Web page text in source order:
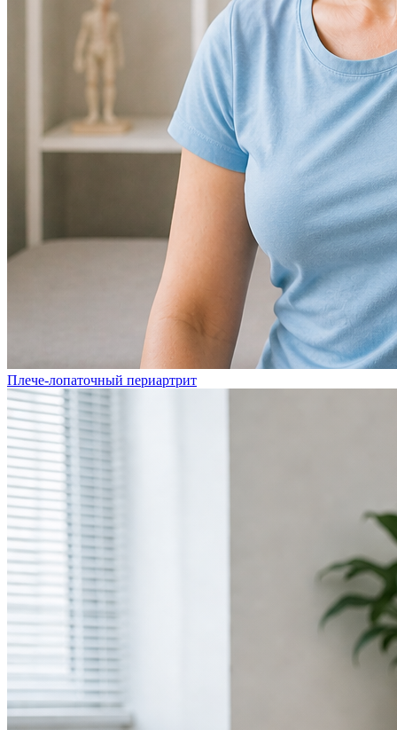
Плече-лопаточный периартрит